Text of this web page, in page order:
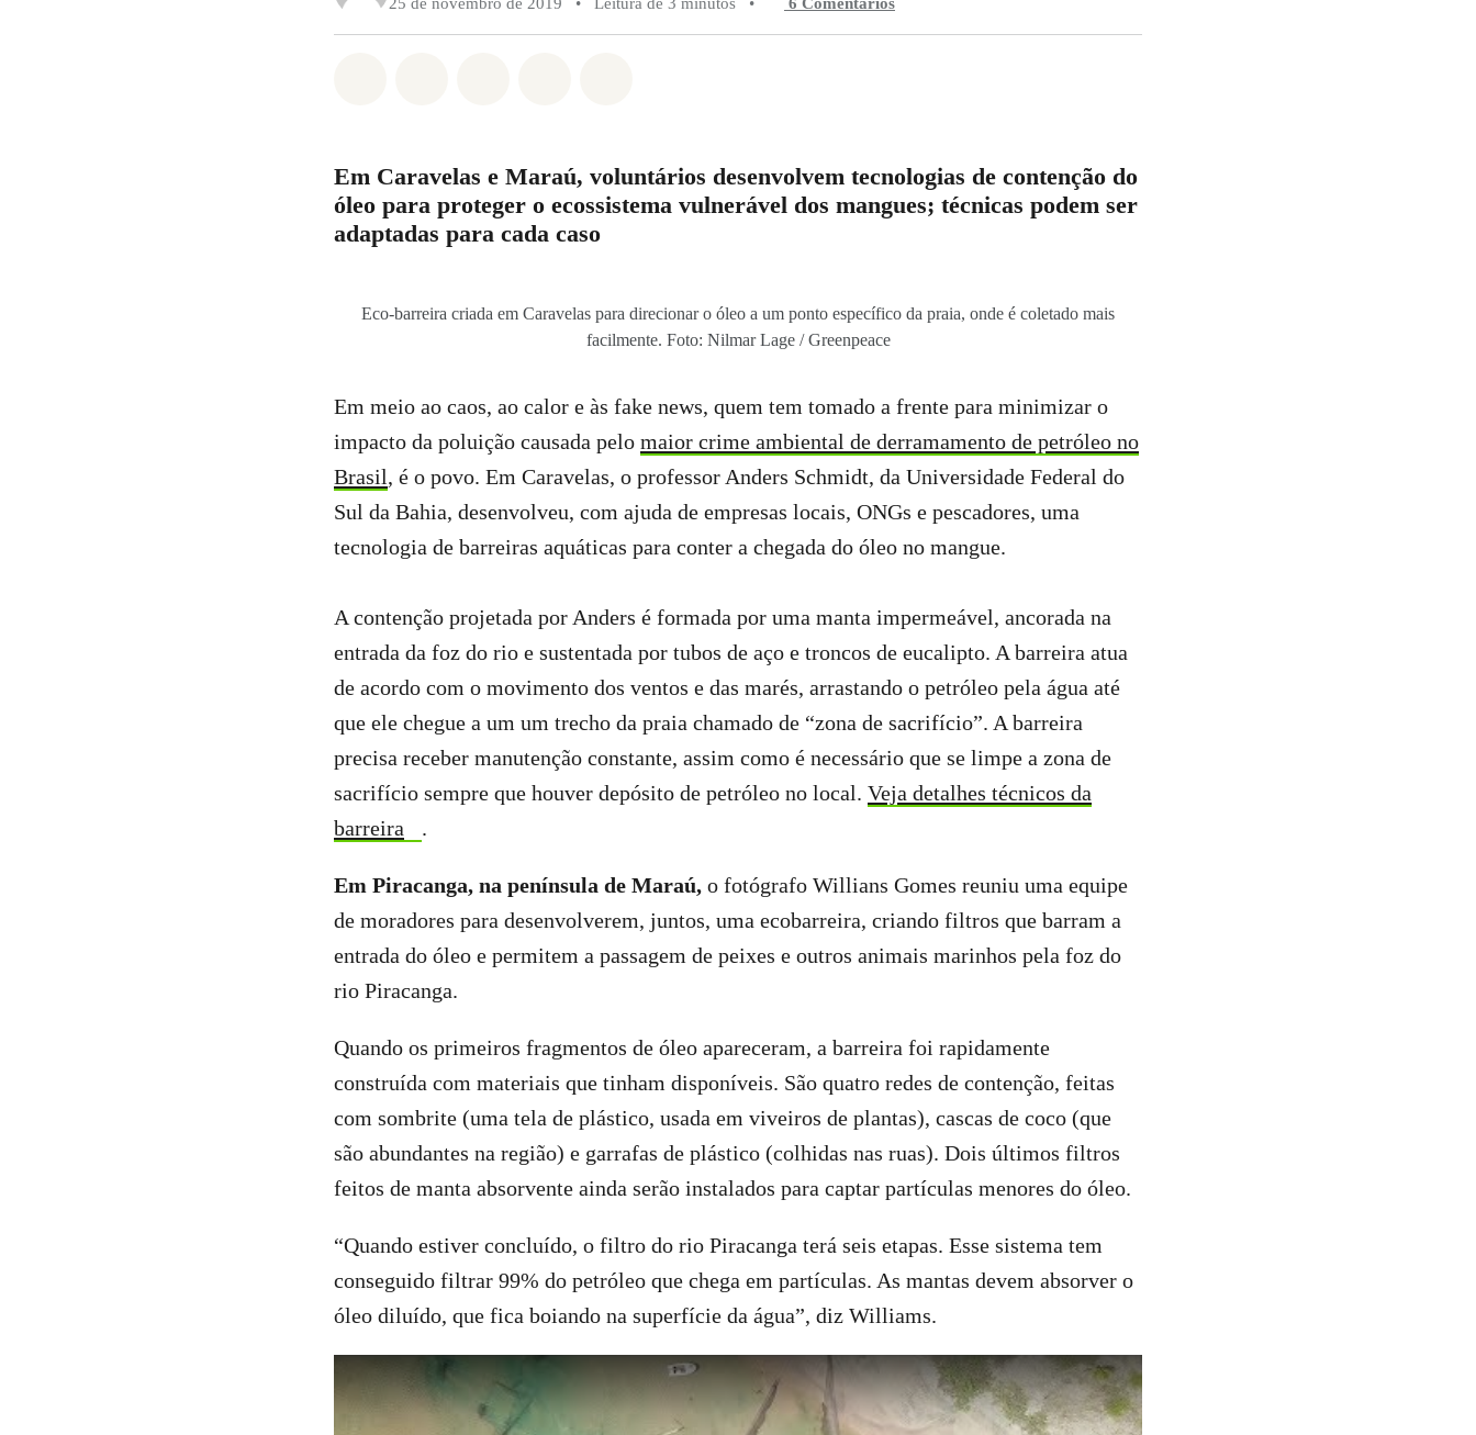
Em Caravelas e Maraú, voluntários desenvolvem tecnologias de contenção do
óleo para proteger o ecossistema vulnerável dos mangues; técnicas podem ser
adaptadas para cada caso
Eco-barreira criada em Caravelas para direcionar o óleo a um ponto específico da praia, onde é coletado mais
facilmente. Foto: Nilmar Lage / Greenpeace
Em meio ao caos, ao calor e às fake news, quem tem tomado a frente para minimizar o
impacto da poluição causada pelo maior crime ambiental de derramamento de petróleo no
Brasil, é o povo. Em Caravelas, o professor Anders Schmidt, da Universidade Federal do
Sul da Bahia, desenvolveu, com ajuda de empresas locais, ONGs e pescadores, uma
tecnologia de barreiras aquáticas para conter a chegada do óleo no mangue.
A contenção projetada por Anders é formada por uma manta impermeável, ancorada na
entrada da foz do rio e sustentada por tubos de aço e troncos de eucalipto. A barreira atua
de acordo com o movimento dos ventos e das marés, arrastando o petróleo pela água até
que ele chegue a um um trecho da praia chamado de “zona de sacrifício”. A barreira
precisa receber manutenção constante, assim como é necessário que se limpe a zona de
sacrifício sempre que houver depósito de petróleo no local. Veja detalhes técnicos da
barreira
.
Em Piracanga, na península de Maraú, o fotógrafo Willians Gomes reuniu uma equipe
de moradores para desenvolverem, juntos, uma ecobarreira, criando filtros que barram a
entrada do óleo e permitem a passagem de peixes e outros animais marinhos pela foz do
rio Piracanga.
Quando os primeiros fragmentos de óleo apareceram, a barreira foi rapidamente
construída com materiais que tinham disponíveis. São quatro redes de contenção, feitas
com sombrite (uma tela de plástico, usada em viveiros de plantas), cascas de coco (que
são abundantes na região) e garrafas de plástico (colhidas nas ruas). Dois últimos filtros
feitos de manta absorvente ainda serão instalados para captar partículas menores do óleo.
“Quando estiver concluído, o filtro do rio Piracanga terá seis etapas. Esse sistema tem
conseguido filtrar 99% do petróleo que chega em partículas. As mantas devem absorver o
óleo diluído, que fica boiando na superfície da água”, diz Williams.